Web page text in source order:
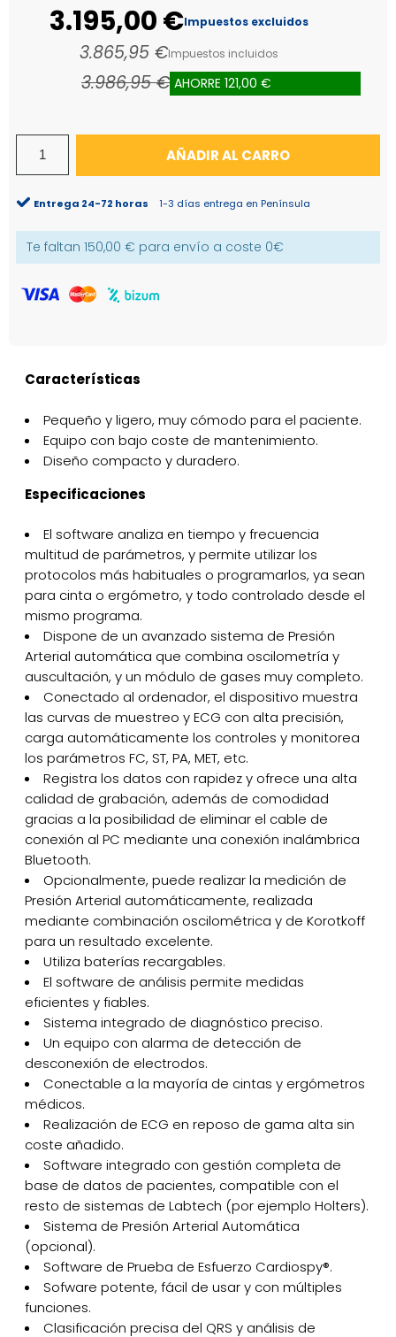
3.195,00 €Impuestos excluidos
3.865,95 €Impuestos incluidos
3.986,95 € AHORRE 121,00 €
AÑADIR AL CARRO
Entrega 24-72 horas 1-3 días entrega en Península
Te faltan 150,00 € para envío a coste 0€
Características
Pequeño y ligero, muy cómodo para el paciente.
Equipo con bajo coste de mantenimiento.
Diseño compacto y duradero.
Especificaciones
El software analiza en tiempo y frecuencia
multitud de parámetros, y permite utilizar los
protocolos más habituales o programarlos, ya sean
para cinta o ergómetro, y todo controlado desde el
mismo programa.
Dispone de un avanzado sistema de Presión
Arterial automática que combina oscilometría y
auscultación, y un módulo de gases muy completo.
Conectado al ordenador, el dispositivo muestra
las curvas de muestreo y ECG con alta precisión,
carga automáticamente los controles y monitorea
los parámetros FC, ST, PA, MET, etc.
Registra los datos con rapidez y ofrece una alta
calidad de grabación, además de comodidad
gracias a la posibilidad de eliminar el cable de
conexión al PC mediante una conexión inalámbrica
Bluetooth.
Opcionalmente, puede realizar la medición de
Presión Arterial automáticamente, realizada
mediante combinación oscilométrica y de Korotkoff
para un resultado excelente.
Utiliza baterías recargables.
El software de análisis permite medidas
eficientes y fiables.
Sistema integrado de diagnóstico preciso.
Un equipo con alarma de detección de
desconexión de electrodos.
Conectable a la mayoría de cintas y ergómetros
médicos.
Realización de ECG en reposo de gama alta sin
coste añadido.
Software integrado con gestión completa de
base de datos de pacientes, compatible con el
resto de sistemas de Labtech (por ejemplo Holters).
Sistema de Presión Arterial Automática
(opcional).
Software de Prueba de Esfuerzo Cardiospy®.
Sofware potente, fácil de usar y con múltiples
funciones.
Clasificación precisa del QRS y análisis de